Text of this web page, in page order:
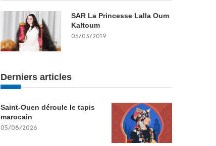
SAR La Princesse Lalla Oum
Kaltoum
05/03/2019
Derniers articles
Saint-Ouen déroule le tapis
marocain
05/08/2026